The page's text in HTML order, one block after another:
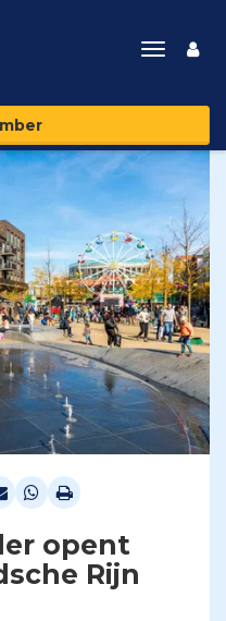
Toggle
opent
Rijn